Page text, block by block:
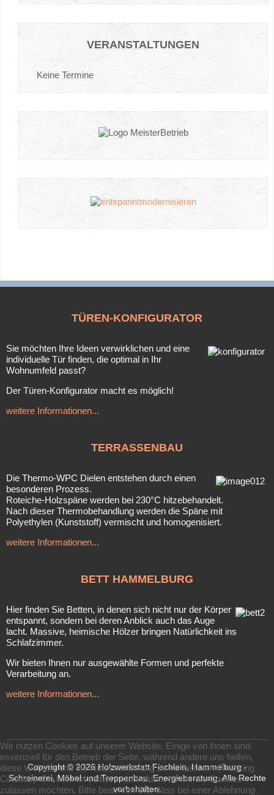
VERANSTALTUNGEN
Keine Termine
TÜREN-KONFIGURATOR
Sie möchten Ihre Ideen verwirklichen und eine
individuelle Tür finden, die optimal in Ihr
Wohnumfeld passt?
Der Türen-Konfigurator macht es möglich!
weitere Informationen...
TERRASSENBAU
Die Thermo-WPC Dielen entstehen durch einen
besonderen Prozess.
Roteiche-Holzspäne werden bei 230°C hitzebehandelt.
Nach dieser Thermobehandlung werden die Späne mit
Polyethylen (Kunststoff) vermischt und homogenisiert.
weitere Informationen...
BETT HAMMELBURG
Hier finden Sie Betten, in denen sich nicht nur der Körper
entspannt, sondern bei deren Anblick auch das Auge
lacht. Massive, heimische Hölzer bringen Natürlichkeit ins
Schlafzimmer.
Wir bieten Ihnen nur ausgewählte Formen und perfekte
Verarbeitung an.
weitere Informationen...
Copyright © 2026 Holzwerkstatt Fischlein, Hammelburg -
Schreinerei, Möbel und Treppenbau, Energieberatung. Alle Rechte
vorbehalten.
Wir nutzen Cookies auf unserer Website. Einige von ihnen sind
essenziell für den Betrieb der Seite, während andere uns helfen,
diese Website und die Nutzererfahrung zu verbessern (Tracking
Cookies). Sie können selbst entscheiden, ob Sie die Cookies
zulassen möchten. Bitte beachten Sie, dass bei einer Ablehnung